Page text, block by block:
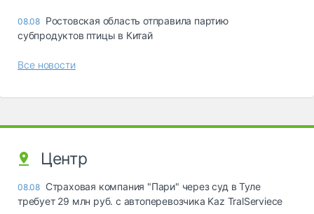
08.08 Ростовская область отправила партию
субпродуктов птицы в Китай
Все новости
Центр
08.08 Страховая компания "Пари" через суд в Туле
требует 29 млн руб. с автоперевозчика Kaz TralServiece